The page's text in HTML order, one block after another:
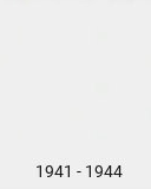
1941 - 1944